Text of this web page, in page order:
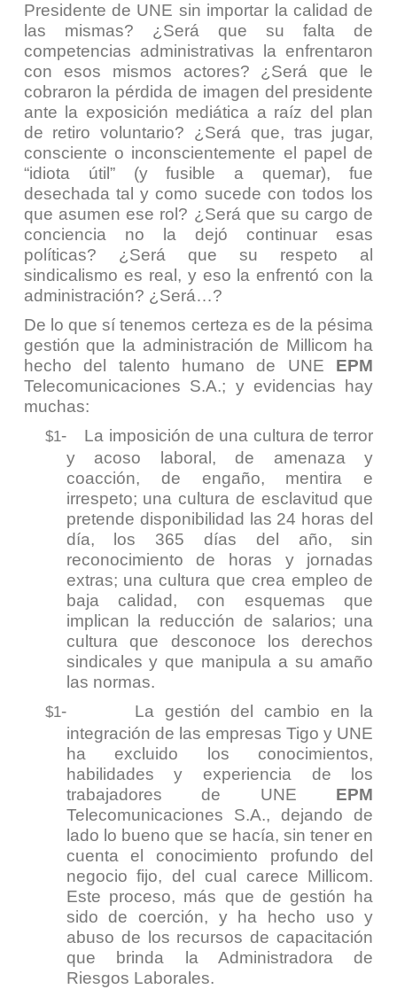
Presidente de UNE sin importar la calidad de
las mismas? ¿Será que su falta de
competencias administrativas la enfrentaron
con esos mismos actores? ¿Será que le
cobraron la pérdida de imagen del presidente
ante la exposición mediática a raíz del plan
de retiro voluntario? ¿Será que, tras jugar,
consciente o inconscientemente el papel de
“idiota útil” (y fusible a quemar), fue
desechada tal y como sucede con todos los
que asumen ese rol? ¿Será que su cargo de
conciencia no la dejó continuar esas
políticas? ¿Será que su respeto al
sindicalismo es real, y eso la enfrentó con la
administración? ¿Será…?
De lo que sí tenemos certeza es de la pésima
gestión que la administración de Millicom ha
hecho del talento humano de UNE EPM
Telecomunicaciones S.A.; y evidencias hay
muchas:
$1-
La imposición de una cultura de terror
y acoso laboral, de amenaza y
coacción, de engaño, mentira e
irrespeto; una cultura de esclavitud que
pretende disponibilidad las 24 horas del
día, los 365 días del año, sin
reconocimiento de horas y jornadas
extras; una cultura que crea empleo de
baja calidad, con esquemas que
implican la reducción de salarios; una
cultura que desconoce los derechos
sindicales y que manipula a su amaño
las normas.
$1-
La gestión del cambio en la
integración de las empresas Tigo y UNE
ha excluido los conocimientos,
habilidades y experiencia de los
trabajadores de UNE EPM
Telecomunicaciones S.A., dejando de
lado lo bueno que se hacía, sin tener en
cuenta el conocimiento profundo del
negocio fijo, del cual carece Millicom.
Este proceso, más que de gestión ha
sido de coerción, y ha hecho uso y
abuso de los recursos de capacitación
que brinda la Administradora de
Riesgos Laborales.